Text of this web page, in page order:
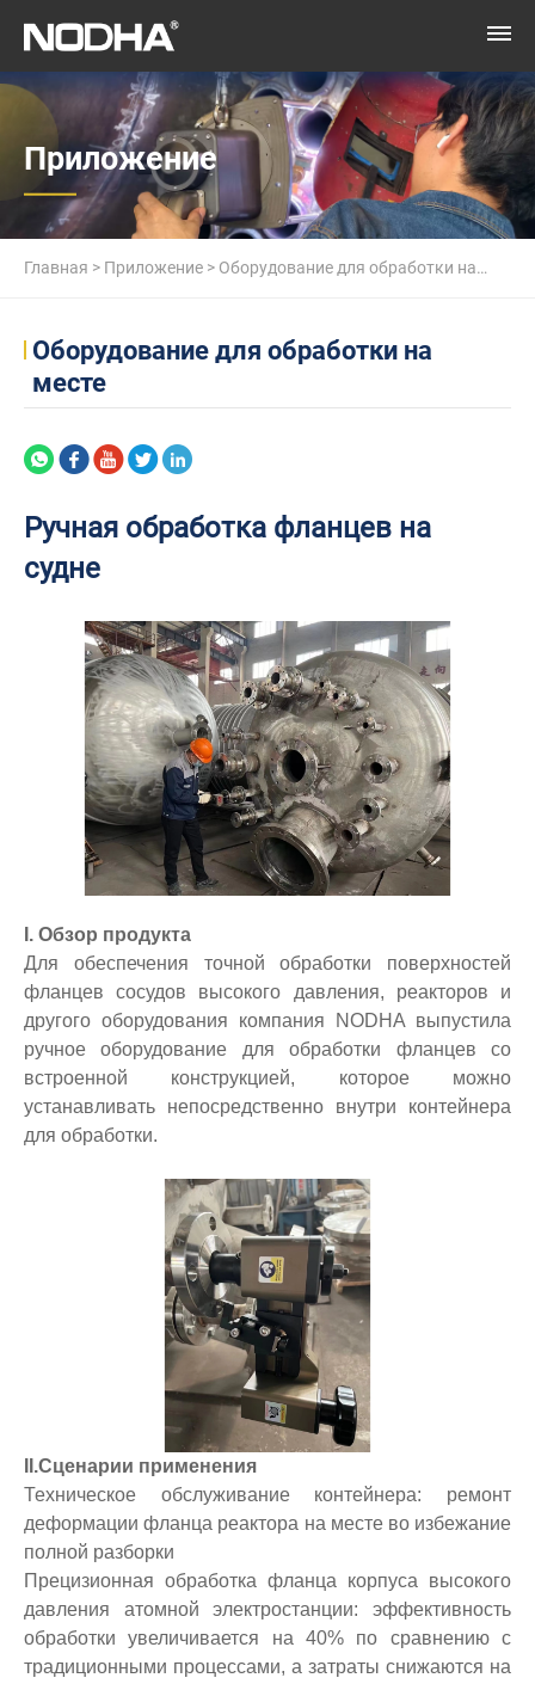
Приложение
Главная > Приложение > Оборудование для обработки на
Оборудование для обработки на
месте
Ручная обработка фланцев на
судне
I. Обзор продукта
Для обеспечения точной обработки поверхностей
фланцев сосудов высокого давления, реакторов и
другого оборудования компания NODHA выпустила
ручное оборудование для обработки фланцев со
встроенной конструкцией, которое можно
устанавливать непосредственно внутри контейнера
для обработки.
II.Сценарии применения
Техническое обслуживание контейнера: ремонт
деформации фланца реактора на месте во избежание
полной разборки
Прецизионная обработка фланца корпуса высокого
давления атомной электростанции: эффективность
обработки увеличивается на 40% по сравнению с
традиционными процессами, а затраты снижаются на